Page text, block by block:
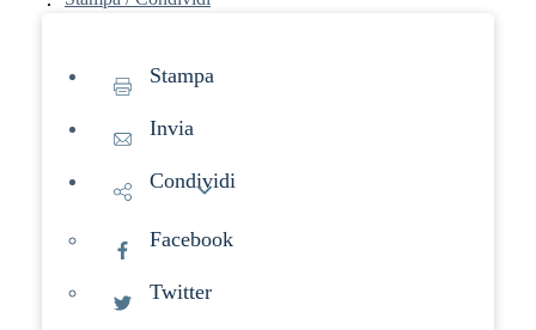
Stampa
Invia
Condividi
Facebook
Twitter